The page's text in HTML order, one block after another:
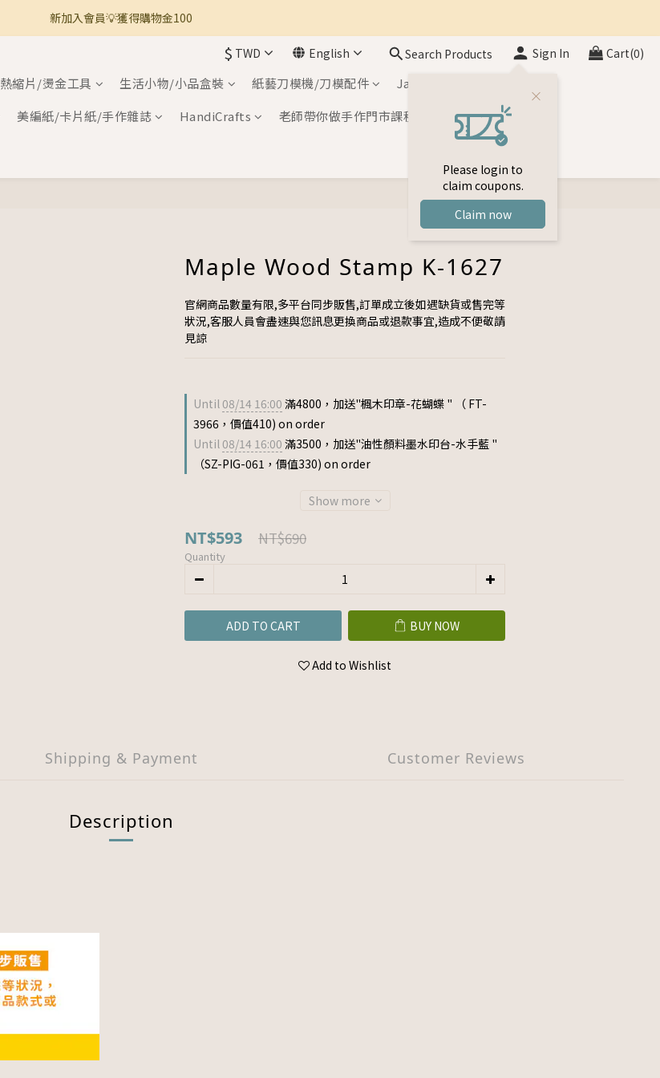
🚚 全館滿800免運 🚚
新加入會員💡獲得購物金100
$ TWD English Search Products Sign In
Please login to
claim coupons.
Claim now
Cart(0)
熱縮片/燙金工具 生活小物/小品盒裝 紙藝刀模機/刀模配件
Japan Inks
美編紙/卡片紙/手作雜誌 HandiCrafts
老師帶你做手作門市課程
Maple Wood Stamp K-1627
官網商品數量有限,多平台同步販售,訂單成立後如遇缺貨或售完等
狀況,客服人員會盡速與您訊息更換商品或退款事宜,造成不便敬請
見諒
Until 08/14 16:00 滿4800，加送"楓木印章-花蝴蝶 " （ FT-
3966，價值410) on order
Until 08/14 16:00 滿3500，加送"油性顏料墨水印台-水手藍 "
（SZ-PIG-061，價值330) on order
Show more
NT$593 NT$690
Quantity
ADD TO CART BUY NOW
Add to Wishlist
Shipping & Payment Customer Reviews
Description
BUY NOW